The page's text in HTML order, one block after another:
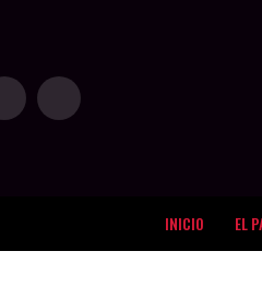
INICIO EL